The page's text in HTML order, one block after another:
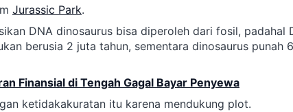
Jurassic Park.
DNA dinosaurus bisa diperoleh dari fosil, padahal
berusia 2 juta tahun, sementara dinosaurus punah
Finansial di Tengah Gagal Bayar Penyewa
ketidakakuratan itu karena mendukung plot.